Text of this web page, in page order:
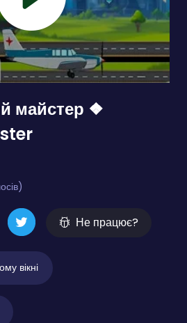
майстер ❖
Не працює?
вікні